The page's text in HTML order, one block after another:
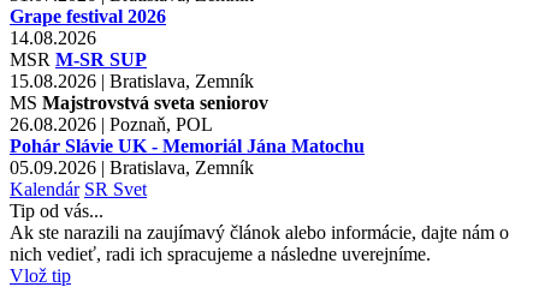
Grape festival 2026
14.08.2026
MSR M-SR SUP
15.08.2026 | Bratislava, Zemník
MS Majstrovstvá sveta seniorov
26.08.2026 | Poznaň, POL
Pohár Slávie UK - Memoriál Jána Matochu
05.09.2026 | Bratislava, Zemník
Kalendár SR Svet
Tip od vás...
Ak ste narazili na zaujímavý článok alebo informácie, dajte nám o
nich vedieť, radi ich spracujeme a následne uverejníme.
Vlož tip